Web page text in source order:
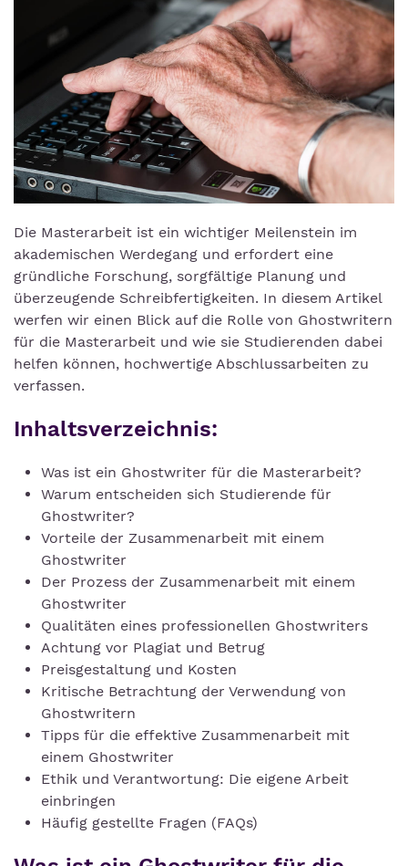
Die Masterarbeit ist ein wichtiger Meilenstein im
akademischen Werdegang und erfordert eine
gründliche Forschung, sorgfältige Planung und
überzeugende Schreibfertigkeiten. In diesem Artikel
werfen wir einen Blick auf die Rolle von Ghostwritern
für die Masterarbeit und wie sie Studierenden dabei
helfen können, hochwertige Abschlussarbeiten zu
verfassen.
Inhaltsverzeichnis:
Was ist ein Ghostwriter für die Masterarbeit?
Warum entscheiden sich Studierende für
Ghostwriter?
Vorteile der Zusammenarbeit mit einem
Ghostwriter
Der Prozess der Zusammenarbeit mit einem
Ghostwriter
Qualitäten eines professionellen Ghostwriters
Achtung vor Plagiat und Betrug
Preisgestaltung und Kosten
Kritische Betrachtung der Verwendung von
Ghostwritern
Tipps für die effektive Zusammenarbeit mit
einem Ghostwriter
Ethik und Verantwortung: Die eigene Arbeit
einbringen
Häufig gestellte Fragen (FAQs)